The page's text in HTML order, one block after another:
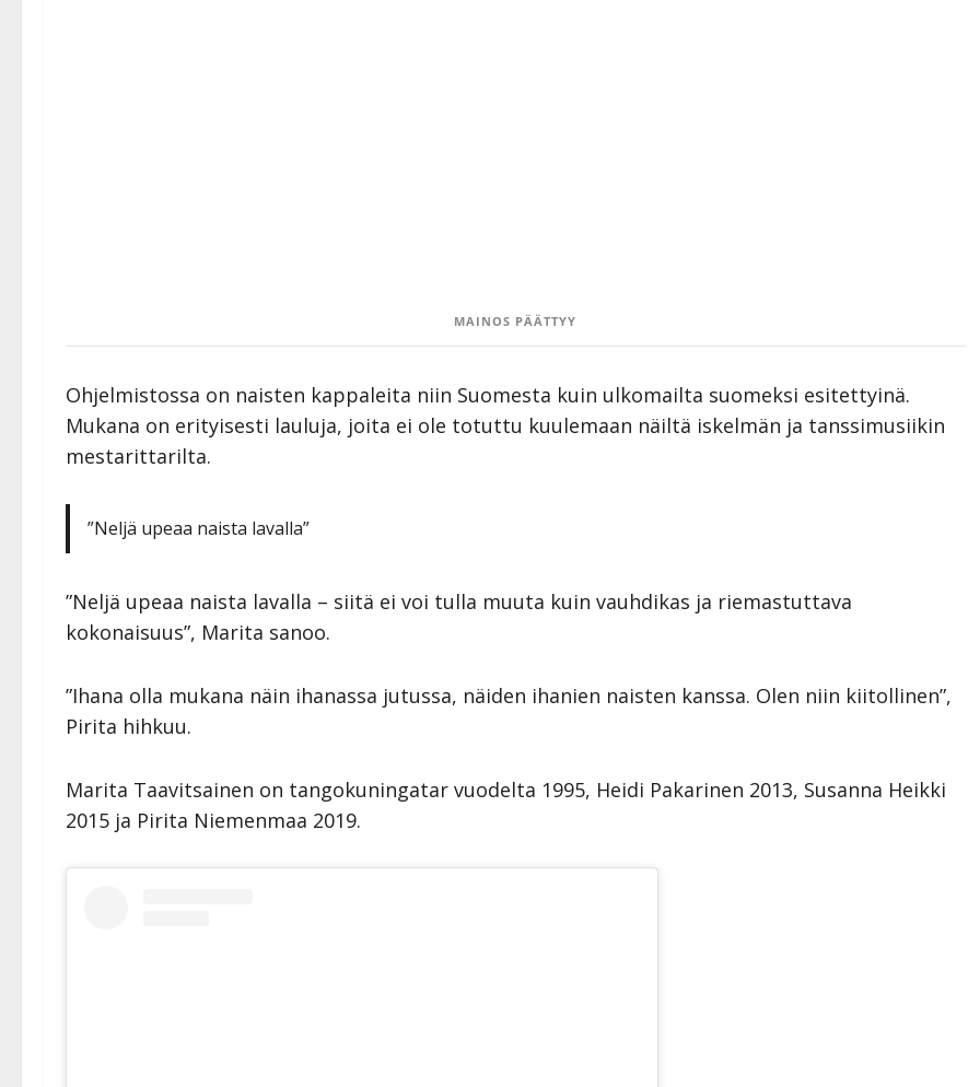
MAINOS PÄÄTTYY
Ohjelmistossa on naisten kappaleita niin Suomesta kuin ulkomailta suomeksi esitettyinä.
Mukana on erityisesti lauluja, joita ei ole totuttu kuulemaan näiltä iskelmän ja tanssimusiikin
mestarittarilta.
”Neljä upeaa naista lavalla”
”Neljä upeaa naista lavalla – siitä ei voi tulla muuta kuin vauhdikas ja riemastuttava
kokonaisuus”, Marita sanoo.
”Ihana olla mukana näin ihanassa jutussa, näiden ihanien naisten kanssa. Olen niin kiitollinen”,
Pirita hihkuu.
Marita Taavitsainen on tangokuningatar vuodelta 1995, Heidi Pakarinen 2013, Susanna Heikki
2015 ja Pirita Niemenmaa 2019.